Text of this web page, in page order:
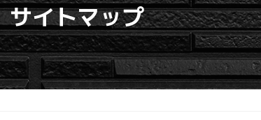
サイトマップ